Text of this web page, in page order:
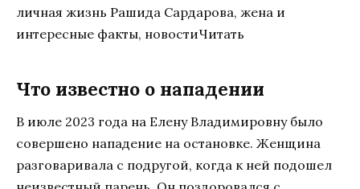
личная жизнь Рашида Сардарова, жена и
интересные факты, новостиЧитать
Что известно о нападении
В июле 2023 года на Елену Владимировну было
совершено нападение на остановке. Женщина
разговаривала с подругой, когда к ней подошел